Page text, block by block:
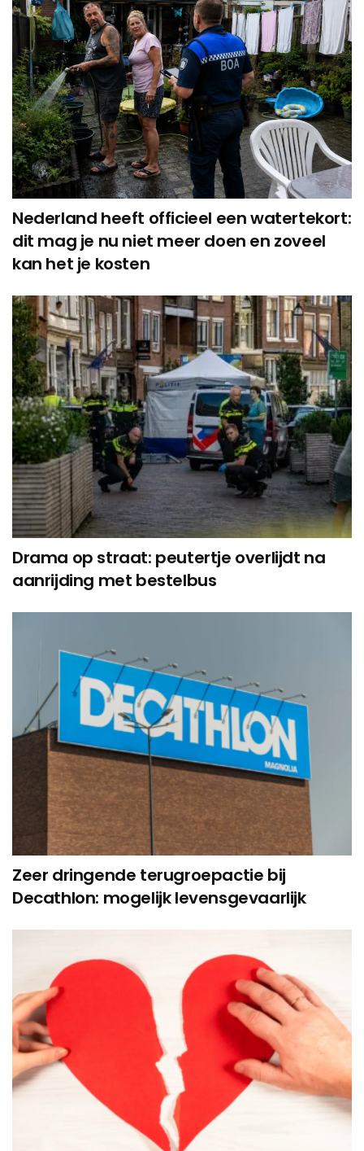
Nederland heeft officieel een watertekort:
dit mag je nu niet meer doen en zoveel
kan het je kosten
Drama op straat: peutertje overlijdt na
aanrijding met bestelbus
Zeer dringende terugroepactie bij
Decathlon: mogelijk levensgevaarlijk